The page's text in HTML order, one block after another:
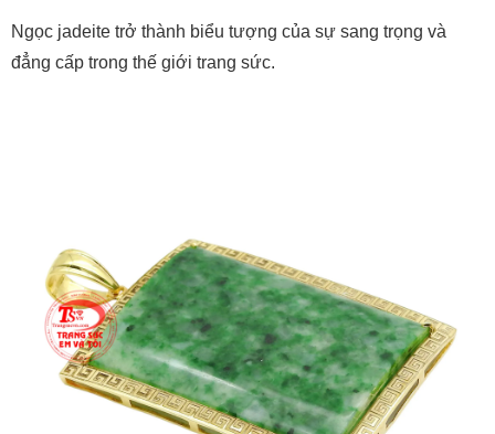
Ngọc jadeite trở thành biểu tượng của sự sang trọng và
đẳng cấp trong thế giới trang sức.